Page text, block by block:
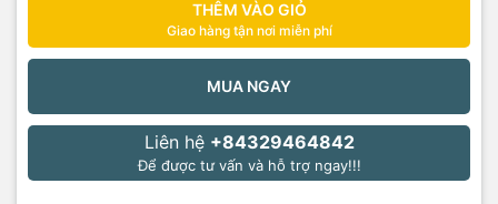
THÊM VÀO GIỎ
Giao hàng tận nơi miễn phí
MUA NGAY
Liên hệ +84329464842
Để được tư vấn và hỗ trợ ngay!!!